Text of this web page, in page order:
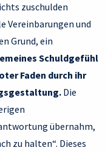
zuschulden
Vereinbarungen und
Grund, ein
Schuldgefühl
Faden durch ihr
Die
übernahm,
zu halten“. Dieses